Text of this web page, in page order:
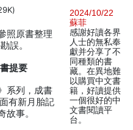
照原書整理
誤。
提要
系列，成書
有新月胎記
故事。
2024/10/22
蘇菲
感謝好讀各界
人士的無私奉
獻并分享了不
同種類的書
藏。在異地難
以購買中文書
籍，好讀提供
一個很好的中
文書閱讀平
台。